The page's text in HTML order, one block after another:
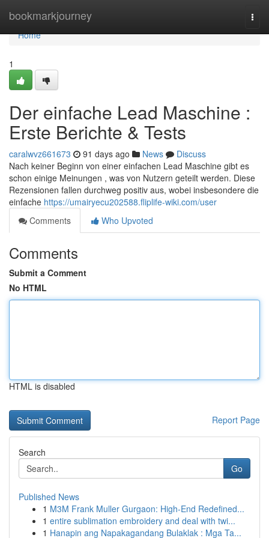
bookmarkjourney
Home
Home
1
Der einfache Lead Maschine :
Erste Berichte & Tests
caralwvz661673 91 days ago News
Discuss
Nach keiner Beginn von einer einfachen Lead Maschine gibt es
schon einige Meinungen , was von Nutzern geteilt werden. Diese
Rezensionen fallen durchweg positiv aus, wobei insbesondere die
einfache https://umairyecu202588.fliplife-wiki.com/user
Comments
Who Upvoted
Comments
Submit a Comment
No HTML
HTML is disabled
Report Page
Search
Go
Published News
1 M3M Frank Muller Gurgaon: High-End Redefined...
1 entire sublimation embroidery and deal with twi...
1 Hanapin ang Napakagandang Bulaklak : Mga Ta...